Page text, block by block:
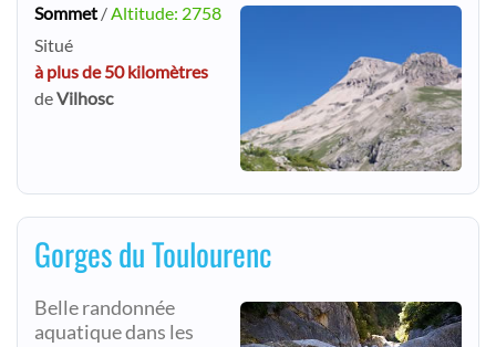
Sommet /Altitude: 2758
Situé
à plus de 50 kilomètres
deVilhosc
Gorges du Toulourenc
Belle randonnée
aquatique dans les